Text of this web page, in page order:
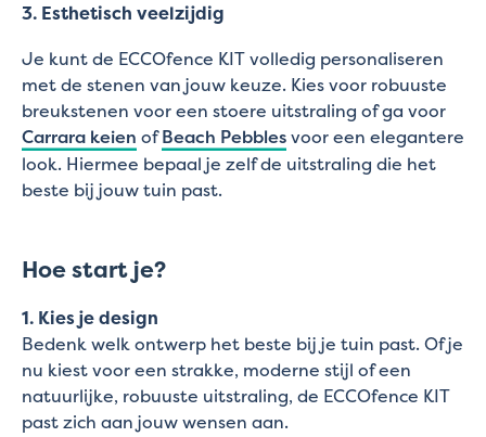
3. Esthetisch veelzijdig
Je kunt de ECCOfence KIT volledig personaliseren
met de stenen van jouw keuze. Kies voor robuuste
breukstenen voor een stoere uitstraling of ga voor
Carrara keien ofBeach Pebblesvoor een elegantere
look. Hiermee bepaal je zelf de uitstraling die het
beste bij jouw tuin past.
Hoe start je?
1. Kies je design
Bedenk welk ontwerp het beste bij je tuin past. Of je
nu kiest voor een strakke, moderne stijl of een
natuurlijke, robuuste uitstraling, de ECCOfence KIT
past zich aan jouw wensen aan.